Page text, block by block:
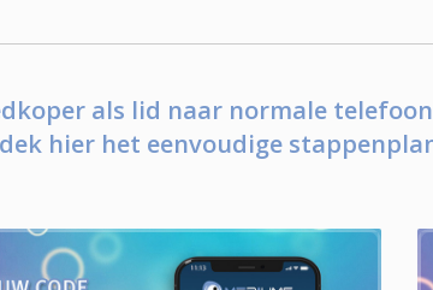
als lid naar normale
hier het eenvoudige